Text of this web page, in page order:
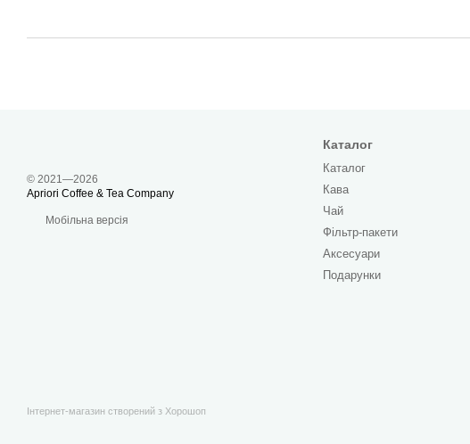
© 2021—2026
Apriori Coffee & Tea Company
Мобільна версія
Інтернет-магазин створений з Хорошоп
Каталог
Каталог
Кава
Чай
Фільтр-пакети
Аксесуари
Подарунки